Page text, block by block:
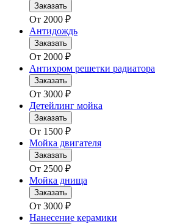
Заказать
От 2000 ₽
Антидождь
Заказать
От 2000 ₽
Антихром решетки радиатора
Заказать
От 3000 ₽
Детейлинг мойка
Заказать
От 1500 ₽
Мойка двигателя
Заказать
От 2500 ₽
Мойка днища
Заказать
От 3000 ₽
Нанесение керамики